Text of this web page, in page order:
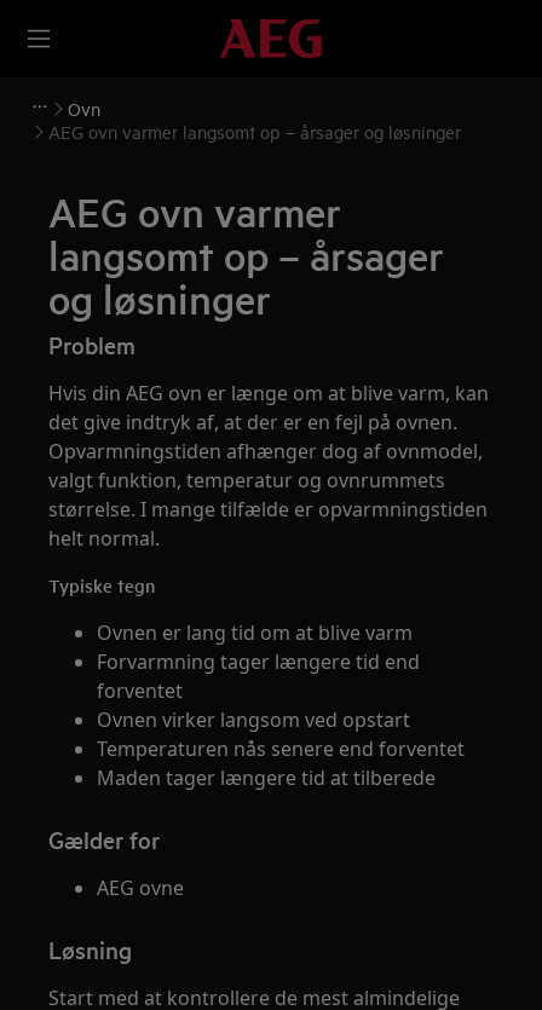
Ovn
AEG ovn varmer langsomt op – årsager og løsninger
AEG ovn varmer
langsomt op – årsager
og løsninger
Problem
Hvis din AEG ovn er længe om at blive varm, kan
det give indtryk af, at der er en fejl på ovnen.
Opvarmningstiden afhænger dog af ovnmodel,
valgt funktion, temperatur og ovnrummets
størrelse. I mange tilfælde er opvarmningstiden
helt normal.
Typiske tegn
Ovnen er lang tid om at blive varm
Forvarmning tager længere tid end
forventet
Ovnen virker langsom ved opstart
Temperaturen nås senere end forventet
Maden tager længere tid at tilberede
Gælder for
AEG ovne
Løsning
Start med at kontrollere de mest almindelige